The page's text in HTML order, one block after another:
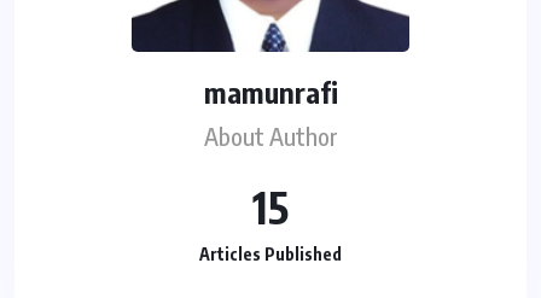
mamunrafi
About Author
15
Articles Published